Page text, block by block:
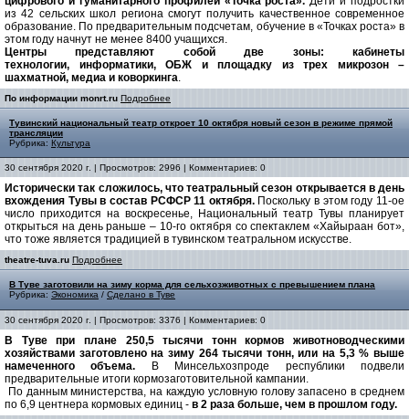
из 42 сельских школ региона смогут получить качественное современное
образование. По предварительным подсчетам, обучение в «Точках роста» в
этом году начнут не менее 8400 учащихся.
Центры представляют собой две зоны: кабинеты
технологии, информатики, ОБЖ и площадку из трех микрозон –
шахматной, медиа и коворкинга.
По информации monrt.ru Подробнее
Тувинский национальный театр откроет 10 октября новый сезон в режиме прямой
трансляции
Рубрика: Культура
30 сентября 2020 г. | Просмотров: 2996 | Комментариев: 0
Исторически так сложилось, что театральный сезон открывается в день
вхождения Тувы в состав РСФСР 11 октября.Поскольку в этом году 11-ое
число приходится на воскресенье, Национальный театр Тувы планирует
открыться на день раньше – 10-го октября со спектаклем «Хайыраан бот»,
что тоже является традицией в тувинском театральном искусстве.
theatre-tuva.ru Подробнее
В Туве заготовили на зиму корма для сельхозживотных с превышением плана
Рубрика: Экономика / Сделано в Туве
30 сентября 2020 г. | Просмотров: 3376 | Комментариев: 0
В Туве при плане 250,5 тысячи тонн кормов животноводческими
хозяйствами заготовлено на зиму 264 тысячи тонн, или на 5,3 % выше
намеченного объема. В Минсельхозпроде республики подвели
предварительные итоги кормозаготовительной кампании.
По данным министерства, на каждую условную голову запасено в среднем
по 6,9 центнера кормовых единиц - в 2 раза больше, чем в прошлом году.